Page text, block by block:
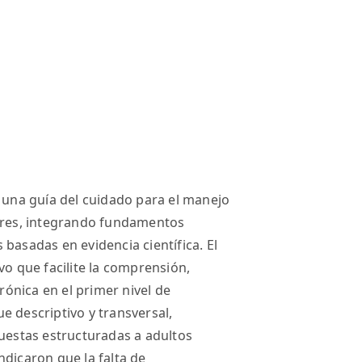
guía del cuidado para el manejo
integrando fundamentos
en evidencia científica. El
que facilite la comprensión,
en el primer nivel de
descriptivo y transversal,
estructuradas a adultos
que la falta de